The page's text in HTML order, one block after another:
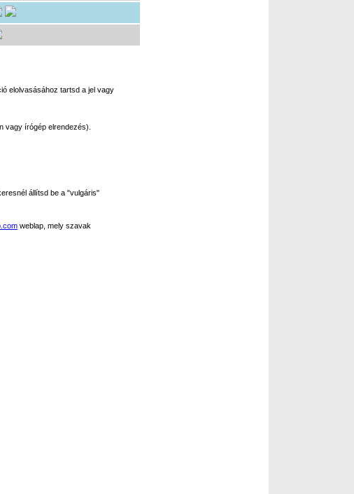
elolvasásához tartsd a jel vagy
vagy írógép elrendezés).
állítsd be a "vulgáris"
weblap, mely szavak